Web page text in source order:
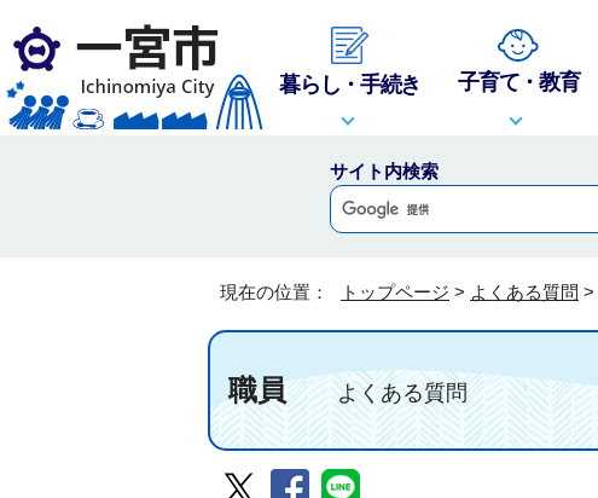
暮らし・手続き 子育て・教育
サイト内検索
現在の位置： トップページ > よくある質問 >
職員よくある質問